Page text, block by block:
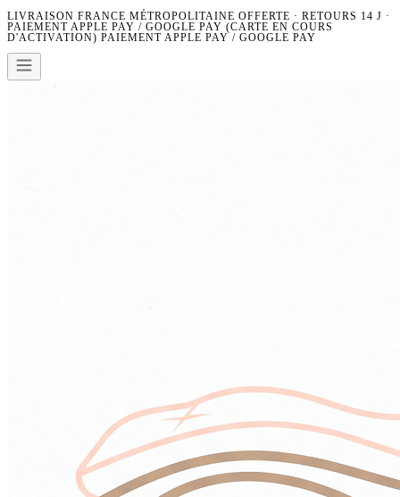
LIVRAISON FRANCE MÉTROPOLITAINE OFFERTE · RETOURS 14 J ·
PAIEMENT APPLE PAY / GOOGLE PAY (CARTE EN COURS
D'ACTIVATION) PAIEMENT APPLE PAY / GOOGLE PAY